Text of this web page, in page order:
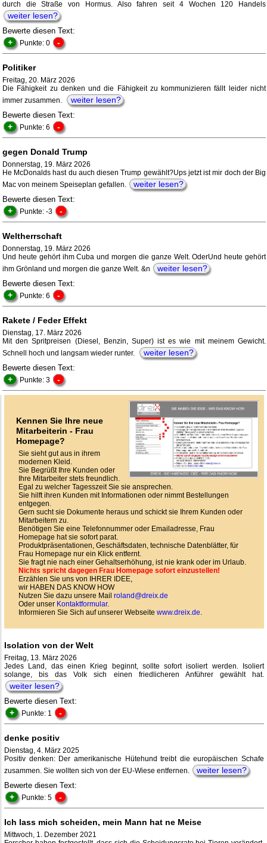
durch die Straße von Hormus. Also fahren seit 4 Wochen 120 Handels
weiter lesen?
Bewerte diesen Text:
+ Punkte: 0 -
Politiker
Freitag, 20. März 2026
Die Fähigkeit zu denken und die Fähigkeit zu kommunizieren fällt leider nicht
immer zusammen.
weiter lesen?
Bewerte diesen Text:
+ Punkte: 6 -
gegen Donald Trump
Donnerstag, 19. März 2026
He McDonalds hast du auch diesen Trump gewählt?Ups jetzt ist mir doch der Big
Mac von meinem Speiseplan gefallen.
weiter lesen?
Bewerte diesen Text:
+ Punkte: -3 -
Weltherrschaft
Donnerstag, 19. März 2026
Und heute gehört ihm Cuba und morgen die ganze Welt. OderUnd heute gehört
ihm Grönland und morgen die ganze Welt. &n
weiter lesen?
Bewerte diesen Text:
+ Punkte: 6 -
Rakete / Feder Effekt
Dienstag, 17. März 2026
Mit den Spritpreisen (Diesel, Benzin, Super) ist es wie mit meinem Gewicht.
Schnell hoch und langsam wieder runter.
weiter lesen?
Bewerte diesen Text:
+ Punkte: 3 -
Kennen Sie Ihre neue
Mitarbeiterin - Frau
Homepage?
Sie sieht gut aus in ihrem
modernen Kleid.
Sie Begrüßt Ihre Kunden oder
Ihre Mitarbeiter stets freundlich.
Egal zu welcher Tagesszeit Sie sie ansprechen.
Sie hilft ihren Kunden mit Informationen oder nimmt Bestellungen
entgegen.
Gern sucht sie Dokumente heraus und schickt sie Ihrem Kunden oder
Mitarbeitern zu.
Benötigen Sie eine Telefonnummer oder Emailadresse, Frau
Homepage hat sie sofort parat.
Produktpräsentationen, Geschäftsdaten, technische Datenblätter, für
Frau Homepage nur ein Klick entfernt.
Sie fragt nie nach einer Gehaltserhöhung, ist nie krank oder im Urlaub.
Nichts spricht dagegen Frau Homepage sofort einzustellen!
Erzählen Sie uns von IHRER IDEE,
wir HABEN DAS KNOW HOW
Nutzen Sie dazu unsere Mail roland@dreix.de
Oder unser Kontaktformular.
Informieren Sie Sich auf unserer Webseite www.dreix.de.
Isolation von der Welt
Freitag, 13. März 2026
Jedes Land, das einen Krieg beginnt, sollte sofort isoliert werden. Isoliert
solange, bis das Volk sich einen friedlicheren Anführer gewählt hat.
weiter lesen?
Bewerte diesen Text:
+ Punkte: 1 -
denke positiv
Dienstag, 4. März 2025
Positiv denken: Der amerikanische Hütehund treibt die europäischen Schafe
zusammen. Sie wollten sich von der EU-Wiese entfernen.
weiter lesen?
Bewerte diesen Text:
+ Punkte: 5 -
Ich lass mich scheiden, mein Mann hat ne Meise
Mittwoch, 1. Dezember 2021